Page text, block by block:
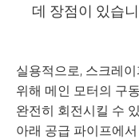
데 장점이 있습
실용적으로, 스크레
위해 메인 모터의 구
완전히 회전시킬 수
아래 공급 파이프에